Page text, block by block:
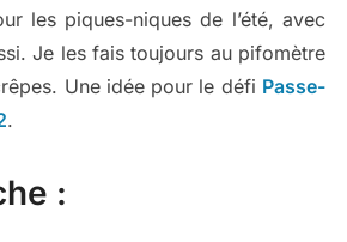
les piques-niques de l’été, avec
Je les fais toujours au pifomètre
Une idée pour le défi Passe-
.
: